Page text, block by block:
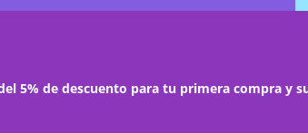
5% de descuento para tu primera compra y